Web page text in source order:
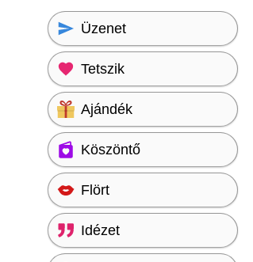
Üzenet
Tetszik
Ajándék
Köszöntő
Flört
Idézet